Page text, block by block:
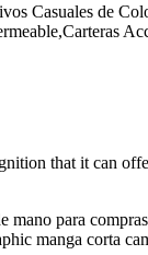
Casuales de
that it can
para
manga corta